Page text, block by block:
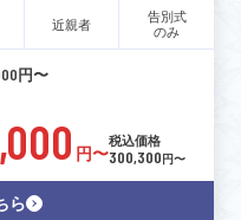
近親者
告別式
のみ
円〜
円〜
税込価格
300,300円〜
ら